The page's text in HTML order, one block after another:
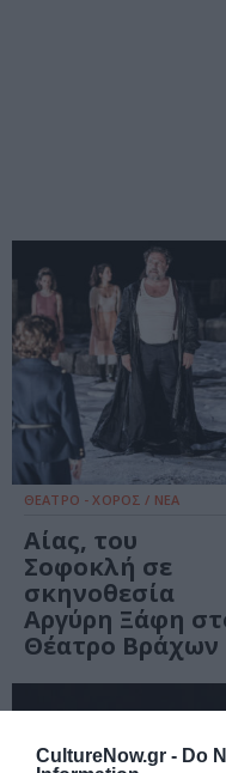
CultureNow.gr - Do
ΘΕΑΤΡΟ - ΧΟΡΟΣ / ΝΕΑ
Αίας, του
Σοφοκλή σε
σκηνοθεσία
Αργύρη Ξάφη
Θέατρο Βράχων